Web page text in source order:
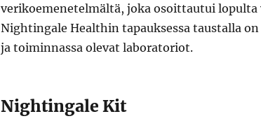
verikoemenetelmältä, joka osoittautui
Nightingale Healthin tapauksessa taustalla
ja toiminnassa olevat laboratoriot.
Nightingale Kit